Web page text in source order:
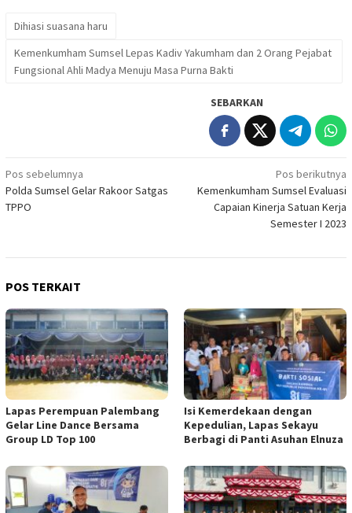
Dihiasi suasana haru
Kemenkumham Sumsel Lepas Kadiv Yakumham dan 2 Orang Pejabat
Fungsional Ahli Madya Menuju Masa Purna Bakti
SEBARKAN
Navigasi
pos
Pos sebelumnya
Polda Sumsel Gelar Rakoor Satgas
TPPO
Pos berikutnya
Kemenkumham Sumsel Evaluasi
Capaian Kinerja Satuan Kerja
Semester I 2023
POS TERKAIT
Lapas Perempuan Palembang
Gelar Line Dance Bersama
Group LD Top 100
Isi Kemerdekaan dengan
Kepedulian, Lapas Sekayu
Berbagi di Panti Asuhan Elnuza